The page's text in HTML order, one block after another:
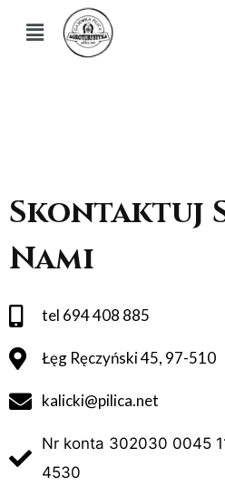
Skontaktuj
Nami
tel 694 408 885
Łęg Ręczyński 45, 97-510
kalicki@pilica.net
Nr konta 302030 0045
4530